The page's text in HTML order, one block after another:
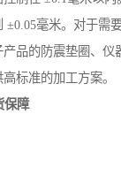
±0.05毫米。对于需
品的防震垫圈、仪
标准的加工方案。
保障